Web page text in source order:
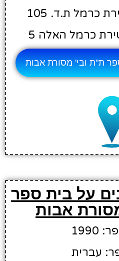
כרמל ת.ד. 105
כרמל האלה 5
ת"ת ובי' מסורת אבות
על בית ספר
אבות
עברית